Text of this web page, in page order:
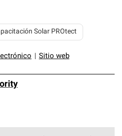
Sitio web
Solar PROtect